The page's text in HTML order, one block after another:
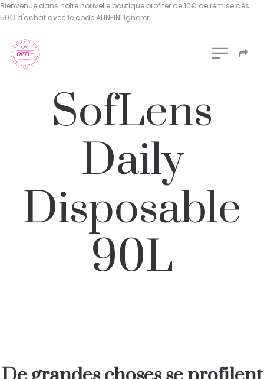
Bienvenue dans notre nouvelle boutique profiter de 10€ de remise dès
50€ d'achat avec le code ALINFINI Ignorer
SofLens
Daily
Disposable
90L